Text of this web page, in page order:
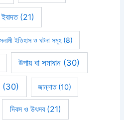
ইবাদত(21)
ইতিহাস ও ঘটনা সমূহ(8)
উপায় বা সমাধান (30)
(30) জান্নাত(10)
দিবস ও উৎসব(21)